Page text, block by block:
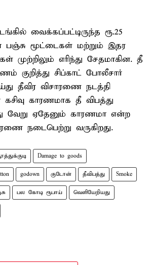
வைக்கப்பட்டிருந்த ரூ.25
பஞ்சு மூட்டைகள் மற்றும் இதர
முற்றிலும் எரிந்து சேதமாகின. தீ
குறித்து சிப்காட் போலீசார்
தீவிர விசாரணை நடத்தி
காரணமாக தீ விபத்து
வேறு ஏதேனும் காரணமா என்ற
நடைபெற்று வருகிறது.
Damage to goods
godown குடோன் தீவிபத்து Smoke
பல கோடி ரூபாய் வெளியேறியது